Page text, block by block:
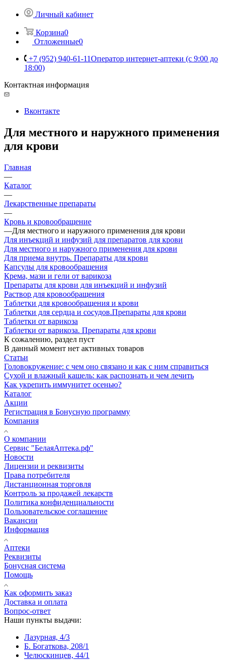
Личный кабинет
Корзина0
Отложенные0
+7 (952) 940-61-11Оператор интернет-аптеки (с 9:00 до
18:00)
Контактная информация
Вконтакте
Для местного и наружного применения
для крови
Главная
—
Каталог
—
Лекарственные препараты
—
Кровь и кровообращение
—Для местного и наружного применения для крови
Для инъекций и инфузий для препаратов для крови
Для местного и наружного применения для крови
Для приема внутрь. Препараты для крови
Капсулы для кровообращения
Крема, мази и гели от варикоза
Препараты для крови для инъекций и инфузий
Раствор для кровообращения
Таблетки для кровообращения и крови
Таблетки для сердца и сосудов.Препараты для крови
Таблетки от варикоза
Таблетки от варикоза. Препараты для крови
К сожалению, раздел пуст
В данный момент нет активных товаров
Статьи
Головокружение: с чем оно связано и как с ним справиться
Сухой и влажный кашель: как распознать и чем лечить
Как укрепить иммунитет осенью?
Каталог
Акции
Регистрация в Бонусную программу
Компания
О компании
Сервис "БелаяАптека.рф"
Новости
Лицензии и реквизиты
Права потребителя
Дистанционная торговля
Контроль за продажей лекарств
Политика конфиденциальности
Пользовательское соглашение
Вакансии
Информация
Аптеки
Реквизиты
Бонусная система
Помощь
Как оформить заказ
Доставка и оплата
Вопрос-ответ
Наши пункты выдачи:
Лазурная, 4/3
Б. Богаткова, 208/1
Челюскинцев, 44/1